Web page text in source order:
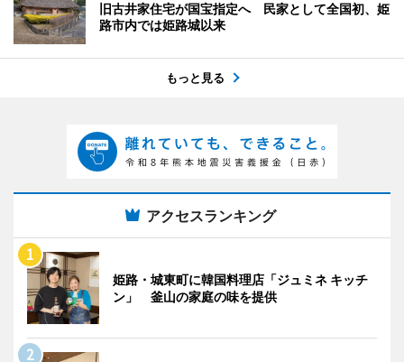
旧古井家住宅が国宝指定へ 民家として全国初、姫
路市内では姫路城以来
もっと見る
アクセスランキング
姫路・城東町に韓国料理店「ジュミネ キッチ
ン」 釜山の家庭の味を提供